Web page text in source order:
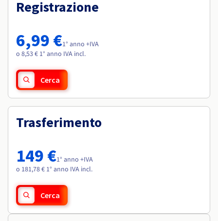
Tariffe
Roadmap & Changelog
Osservabilità
Roadmap & Changelog
Roadmap & Changelog
Roadmap & Changelog
Roadmap & Changelog
Registrazione
6,99 €1° anno +IVA
o 8,53 € 1° anno IVA incl.
Cerca
Trasferimento
149 €1° anno +IVA
o 181,78 € 1° anno IVA incl.
Cerca